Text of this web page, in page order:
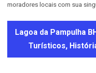
moradores locais com sua